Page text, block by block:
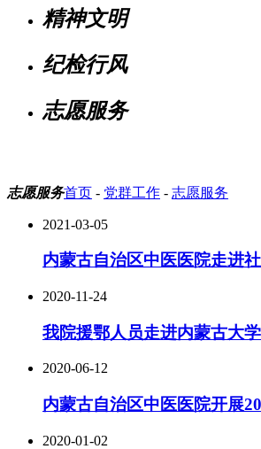
精神文明
纪检行风
志愿服务
志愿服务首页 - 党群工作 - 志愿服务
2021-03-05
内蒙古自治区中医医院走进
2020-11-24
我院援鄂人员走进内蒙古大
2020-06-12
内蒙古自治区中医医院开展
2020-01-02